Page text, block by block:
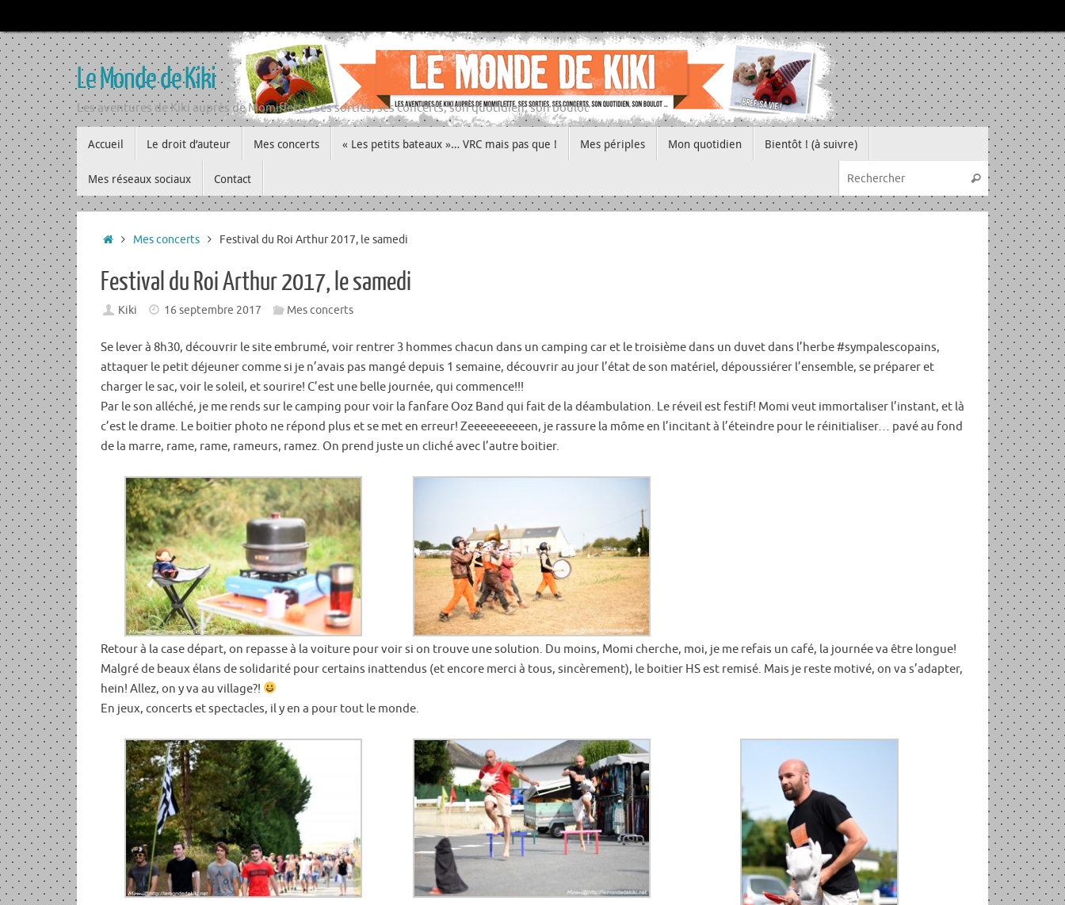
au
contenu
Le Monde de Kiki
Les aventures de Kiki auprès de Momiflette, ses sorties, ses concerts, son quotidien, son boulot
au
contenu
Accueil Le droit d’auteur Mes concerts « Les petits bateaux »… VRC mais pas que ! Mes périples Mon quotidien Bientôt ! (à suivre)
Mes réseaux sociaux Contact
Recherche
Rechercher
Accueil
Mes concerts Festival du Roi Arthur 2017, le samedi
Festival du Roi Arthur 2017, le samedi
Kiki 16 septembre 2017 Mes concerts
Se lever à 8h30, découvrir le site embrumé, voir rentrer 3 hommes chacun dans un camping car et le troisième dans un duvet dans l’herbe #sympalescopains,
attaquer le petit déjeuner comme si je n’avais pas mangé depuis 1 semaine, découvrir au jour l’état de son matériel, dépoussiérer l’ensemble, se préparer et
charger le sac, voir le soleil, et sourire! C’est une belle journée, qui commence!!!
Par le son alléché, je me rends sur le camping pour voir la fanfare Ooz Band qui fait de la déambulation. Le réveil est festif! Momi veut immortaliser l’instant, et là
c’est le drame. Le boitier photo ne répond plus et se met en erreur! Zeeeeeeeeeen, je rassure la môme en l’incitant à l’éteindre pour le réinitialiser… pavé au fond
de la marre, rame, rame, rameurs, ramez. On prend juste un cliché avec l’autre boitier.
Retour à la case départ, on repasse à la voiture pour voir si on trouve une solution. Du moins, Momi cherche, moi, je me refais un café, la journée va être longue!
Malgré de beaux élans de solidarité pour certains inattendus (et encore merci à tous, sincèrement), le boitier HS est remisé. Mais je reste motivé, on va s’adapter,
hein! Allez, on y va au village?!
En jeux, concerts et spectacles, il y en a pour tout le monde.